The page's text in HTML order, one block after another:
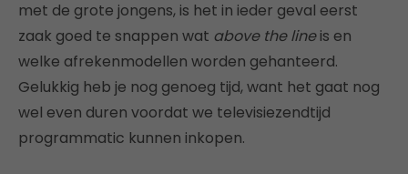
met de grote jongens, is het in ieder geval eerst
zaak goed te snappen wat above the lineis en
welke afrekenmodellen worden gehanteerd.
Gelukkig heb je nog genoeg tijd, want het gaat nog
wel even duren voordat we televisiezendtijd
programmatic kunnen inkopen.